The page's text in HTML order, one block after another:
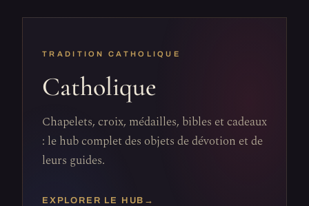
TRADITION CATHOLIQUE
Catholique
Chapelets, croix, médailles, bibles et cadeaux
: le hub complet des objets de dévotion et de
leurs guides.
EXPLORER LE HUB →